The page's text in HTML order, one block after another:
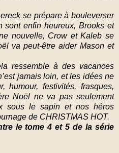
se prépare à bouleverser
sont enfin heureux, Brooks et
nouvelle, Crow et Kaleb se
va peut-être aider Mason et
ressemble à des vacances
jamais loin, et les idées ne
humour, festivités, frasques,
Noël ne va pas seulement
sous le sapin et nos héros
de CHRISTMAS HOT.
le tome 4 et 5 de la série